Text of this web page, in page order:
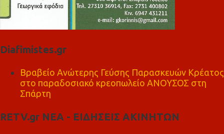
Diafimistes.gr
Βραβείο Ανώτερης Γεύσης Παρασκευών Κρέατος
στο παραδοσιακό κρεοπωλείο ΑΝΟΥΣΟΣ στη
Σπάρτη
RETV.gr ΝΕΑ - ΕΙΔΗΣΕΙΣ ΑΚΙΝΗΤΩΝ